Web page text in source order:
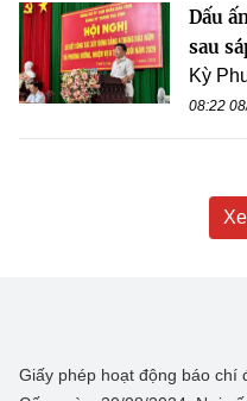
Dấu
sau
Kỳ
08:22
Giấy phép hoạt động báo chí